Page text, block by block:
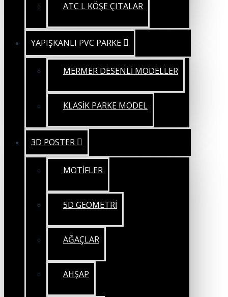
ATC L KÖŞE ÇITALAR
YAPIŞKANLI PVC PARKE
MERMER DESENLİ MODELLER
KLASİK PARKE MODEL
3D POSTER
MOTİFLER
5D GEOMETRİ
AĞAÇLAR
AHŞAP